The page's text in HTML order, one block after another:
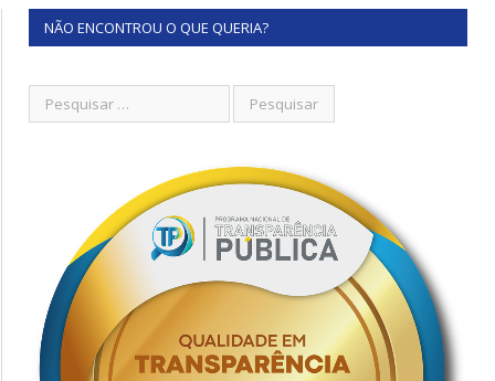
NÃO ENCONTROU O QUE QUERIA?